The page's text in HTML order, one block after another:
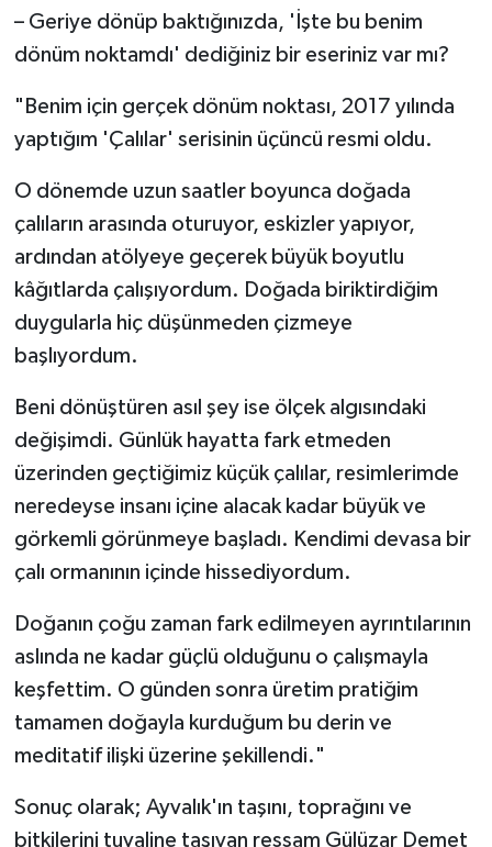
– Geriye dönüp baktığınızda, 'İşte bu benim
dönüm noktamdı' dediğiniz bir eseriniz var mı?
"Benim için gerçek dönüm noktası, 2017 yılında
yaptığım 'Çalılar' serisinin üçüncü resmi oldu.
O dönemde uzun saatler boyunca doğada
çalıların arasında oturuyor, eskizler yapıyor,
ardından atölyeye geçerek büyük boyutlu
kâğıtlarda çalışıyordum. Doğada biriktirdiğim
duygularla hiç düşünmeden çizmeye
başlıyordum.
Beni dönüştüren asıl şey ise ölçek algısındaki
değişimdi. Günlük hayatta fark etmeden
üzerinden geçtiğimiz küçük çalılar, resimlerimde
neredeyse insanı içine alacak kadar büyük ve
görkemli görünmeye başladı. Kendimi devasa bir
çalı ormanının içinde hissediyordum.
Doğanın çoğu zaman fark edilmeyen ayrıntılarının
aslında ne kadar güçlü olduğunu o çalışmayla
keşfettim. O günden sonra üretim pratiğim
tamamen doğayla kurduğum bu derin ve
meditatif ilişki üzerine şekillendi."
Sonuç olarak; Ayvalık'ın taşını, toprağını ve
bitkilerini tuvaline taşıyan ressam Gülüzar Demet